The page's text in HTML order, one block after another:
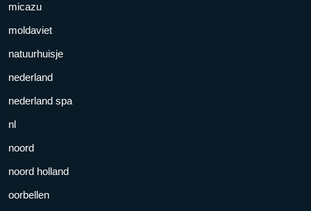
micazu
moldaviet
natuurhuisje
nederland
nederland spa
nl
noord
noord holland
oorbellen